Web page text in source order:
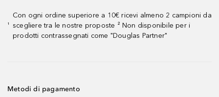
¹
Con ogni ordine superiore a 10€ ricevi almeno 2 campioni da
scegliere tra le nostre proposte ² Non disponibile per i
prodotti contrassegnati come "Douglas Partner"
Metodi di pagamento